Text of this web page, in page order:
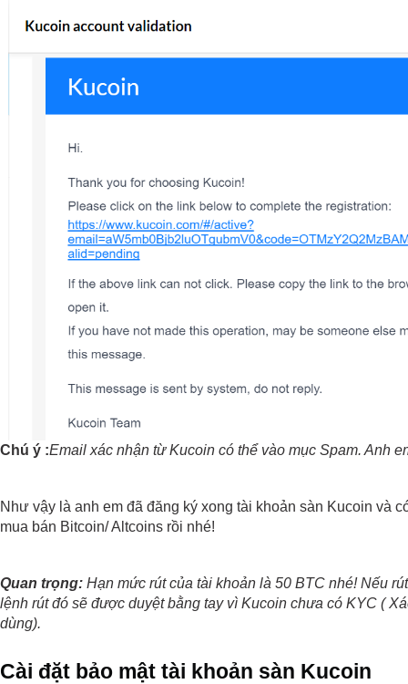
Chú ý :Email xác nhận từ Kucoin có thể vào mục Spam. Anh
Như vậy là anh em đã đăng ký xong tài khoản sàn Kucoin và
mua bán Bitcoin/ Altcoins rồi nhé!
Quan trọng: Hạn mức rút của tài khoản là 50 BTC nhé! Nếu
lệnh rút đó sẽ được duyệt bằng tay vì Kucoin chưa có KYC (
dùng).
Cài đặt bảo mật tài khoản sàn Kucoin